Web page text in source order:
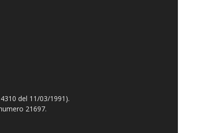
del 11/03/1991).
21697.